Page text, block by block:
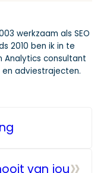
werkzaam als SEO
2010 ben ik in te
Analytics consultant
adviestrajecten.
van jou